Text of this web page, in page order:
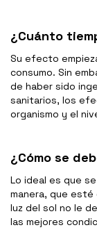
¿Cuánto
Su efecto
consumo. Sin
de haber sido
sanitarios, los
organismo y el
¿Cómo se
Lo ideal es que
manera, que
luz del sol no le
las mejores